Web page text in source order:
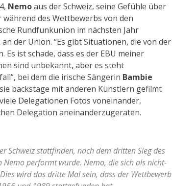
Nemoaus der Schweiz, seine Gefühle über
des Wettbewerbs von den
Rundfunkunion im nächsten Jahr
der Union. “Es gibt Situationen, die von der
ist schade, dass es der EBU meiner
sind unbekannt, aber es steht
bei dem die irische Sängerin Bambie
backstage mit anderen Künstlern gefilmt
Delegationen Fotos voneinander,
Delegation aneinanderzugeraten.
Schweiz stattfinden, nach dem dritten Sieg des
Nemo performt wurde. Nemo, die sich als nicht-
wird das dritte Mal sein, dass der Wettbewerb